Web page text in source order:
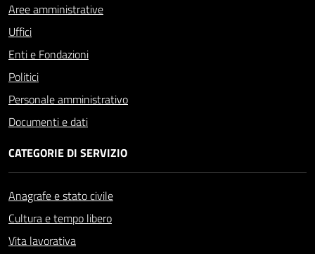
Aree amministrative
Uffici
Enti e Fondazioni
Politici
Personale amministrativo
Documenti e dati
CATEGORIE DI SERVIZIO
Anagrafe e stato civile
Cultura e tempo libero
Vita lavorativa